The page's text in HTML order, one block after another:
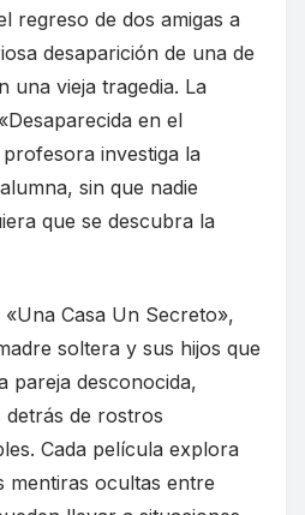
regreso de dos amigas a
desaparición de una de
una vieja tragedia. La
en el
investiga la
sin que nadie
que se descubra la
Casa Un Secreto»,
soltera y sus hijos que
pareja desconocida,
de rostros
Cada película explora
mentiras ocultas entre